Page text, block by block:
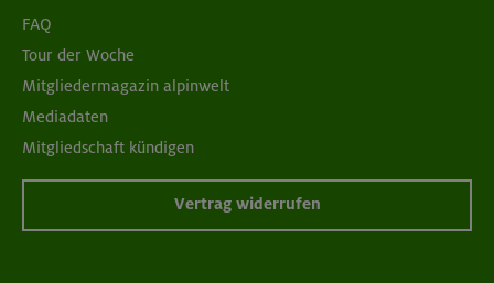
FAQ
Tour der Woche
Mitgliedermagazin alpinwelt
Mediadaten
Mitgliedschaft kündigen
Vertrag widerrufen